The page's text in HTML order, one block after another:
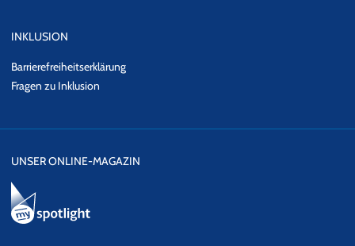
INKLUSION
Barrierefreiheitserklärung
Fragen zu Inklusion
UNSER ONLINE-MAGAZIN